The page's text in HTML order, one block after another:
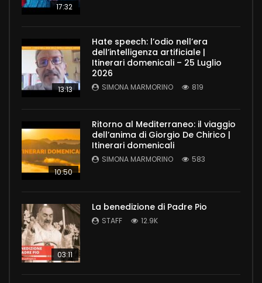
17:32
13:13
Hate speech: l’odio nell’era
dell’intelligenza artificiale |
Itinerari domenicali – 25 Luglio
2026
SIMONA MARMORINO 819
10:50
Ritorno al Mediterraneo: il viaggio
dell’anima di Giorgio De Chirico |
Itinerari domenicali
SIMONA MARMORINO 583
03:11
La benedizione di Padre Pio
STAFF 12.9K